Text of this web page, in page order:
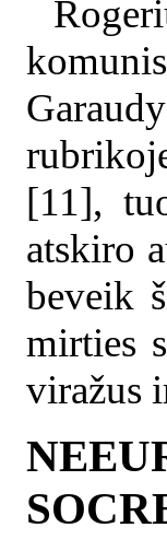
[11],
atskiro
beveik
mirties
viražus